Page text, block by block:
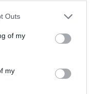
Outs
of my
my